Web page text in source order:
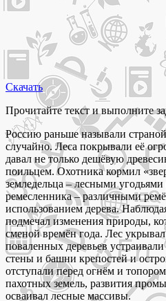
Скачать
Прочитайте текст и выполните
Россию раньше называли
случайно. Леса покрывали её
давал не только дешёвую
поильцем. Охотника кормил
земледельца – лесными
ремесленника – различными
использованием дерева.
подмечал изменения природы,
сменой времён года. Лес укрывал
поваленных деревьев
стены и башни крепостей и
отступали перед огнём и
пахотных земель, развития
осваивал лесные массивы.